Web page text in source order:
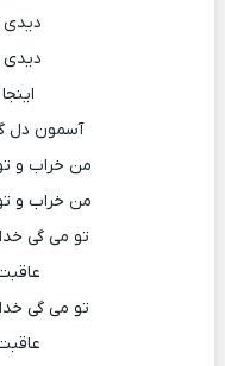
آسمون دل
من خراب و
من خراب و
تو می گی
تو می گی